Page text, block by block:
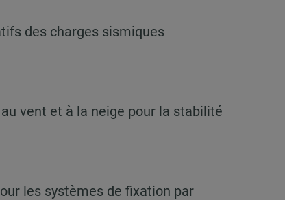
des charges sismiques
vent et à la neige pour la stabilité
les systèmes de fixation par